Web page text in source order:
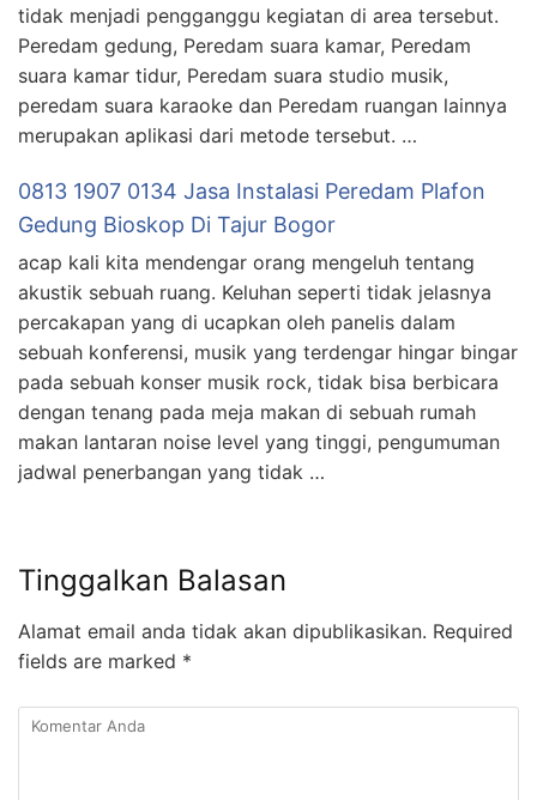
tidak menjadi pengganggu kegiatan di area tersebut.
Peredam gedung, Peredam suara kamar, Peredam
suara kamar tidur, Peredam suara studio musik,
peredam suara karaoke dan Peredam ruangan lainnya
merupakan aplikasi dari metode tersebut. …
0813 1907 0134 Jasa Instalasi Peredam Plafon
Gedung Bioskop Di Tajur Bogor
acap kali kita mendengar orang mengeluh tentang
akustik sebuah ruang. Keluhan seperti tidak jelasnya
percakapan yang di ucapkan oleh panelis dalam
sebuah konferensi, musik yang terdengar hingar bingar
pada sebuah konser musik rock, tidak bisa berbicara
dengan tenang pada meja makan di sebuah rumah
makan lantaran noise level yang tinggi, pengumuman
jadwal penerbangan yang tidak …
Tinggalkan Balasan
Alamat email anda tidak akan dipublikasikan. Required
fields are marked *